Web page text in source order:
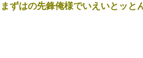
まずはの先鋒俺様でいえいとッと